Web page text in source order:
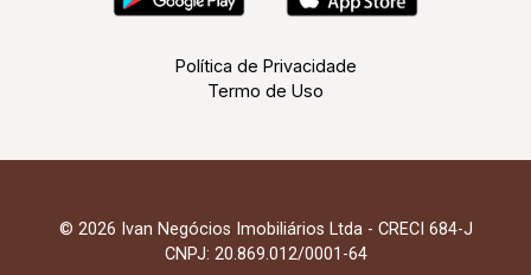
Política de Privacidade
Termo de Uso
© 2026 Ivan Negócios Imobiliários Ltda - CRECI 684-J
CNPJ: 20.869.012/0001-64